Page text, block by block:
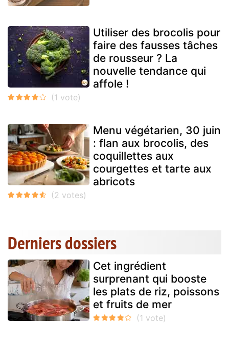
Utiliser des brocolis pour
faire des fausses tâches
de rousseur ? La
nouvelle tendance qui
affole !
Menu végétarien, 30 juin
: flan aux brocolis, des
coquillettes aux
courgettes et tarte aux
abricots
Derniers dossiers
Cet ingrédient
surprenant qui booste
les plats de riz, poissons
et fruits de mer